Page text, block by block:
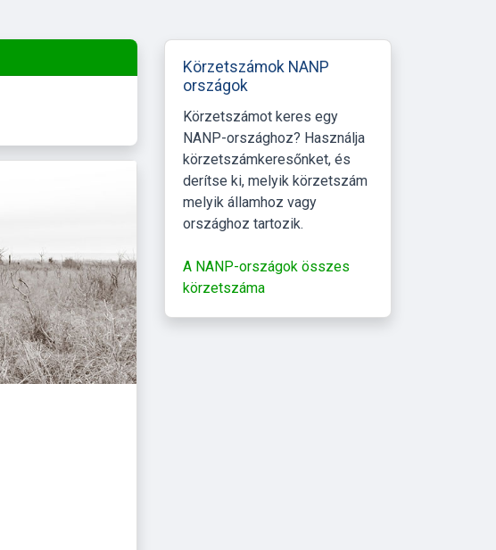
Körzetszámok NANP
országok
Körzetszámot keres egy
NANP-országhoz? Használja
körzetszámkeresőnket, és
derítse ki, melyik körzetszám
melyik államhoz vagy
országhoz tartozik.
A NANP-országok összes
körzetszáma